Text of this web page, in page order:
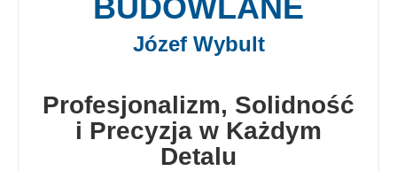
Józef Wybult
Profesjonalizm, Solidność
i Precyzja w Każdym
Detalu